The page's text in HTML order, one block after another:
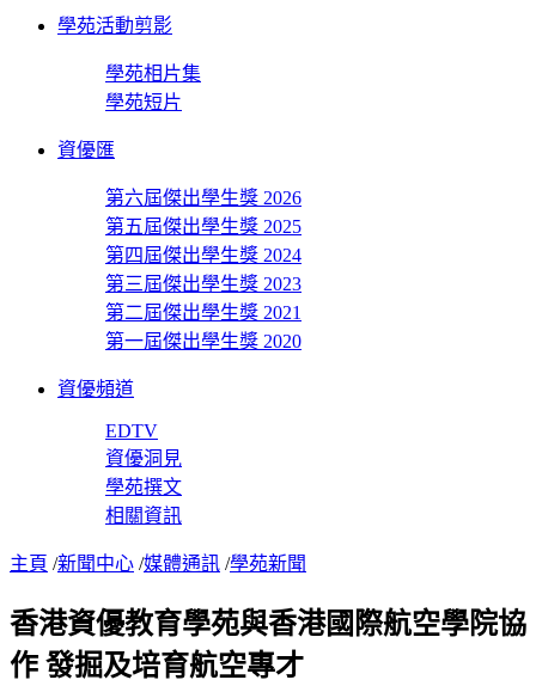
學苑活動剪影
學苑相片集
學苑短片
資優匯
第六屆傑出學生獎 2026
第五屆傑出學生獎 2025
第四屆傑出學生獎 2024
第三屆傑出學生獎 2023
第二屆傑出學生獎 2021
第一屆傑出學生獎 2020
資優頻道
EDTV
資優洞見
學苑撰文
相關資訊
主頁 /新聞中心 /媒體通訊 /學苑新聞
香港資優教育學苑與香港國際航空學院協
作 發掘及培育航空專才